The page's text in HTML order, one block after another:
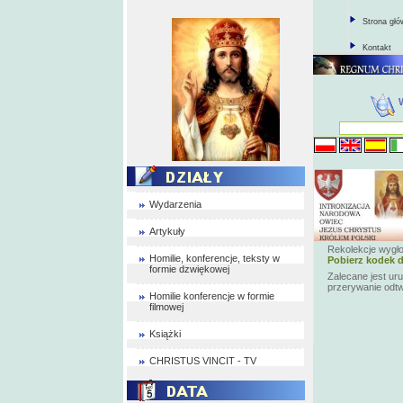
Wydarzenia
Artykuły
Homilie, konferencje, teksty w
formie dzwiękowej
Homilie konferencje w formie
filmowej
Książki
CHRISTUS VINCIT - TV
Strona
Kontakt
Rekolekcje
Pobierz kodek
Zalecane jest
przerywanie